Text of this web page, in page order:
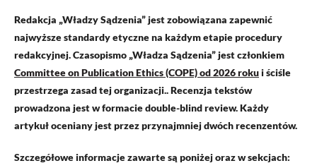
Redakcja „Władzy Sądzenia” jest zobowiązana zapewnić
najwyższe standardy etyczne na każdym etapie procedury
redakcyjnej.Czasopismo „Władza Sądzenia” jest członkiem
Committee on Publication Ethics (COPE) od 2026 rokui ściśle
przestrzega zasad tej organizacji.. Recenzja tekstów
prowadzona jest w formacie double-blind review. Każdy
artykuł oceniany jest przez przynajmniej dwóch recenzentów.
Szczegółowe informacje zawarte są poniżej oraz w sekcjach: